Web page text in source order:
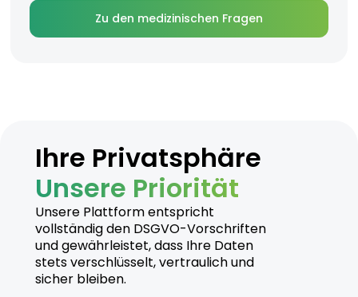
Zu den medizinischen Fragen
Ihre Privatsphäre
Unsere Priorität
Unsere Plattform entspricht
vollständig den DSGVO-Vorschriften
und gewährleistet, dass Ihre Daten
stets verschlüsselt, vertraulich und
sicher bleiben.